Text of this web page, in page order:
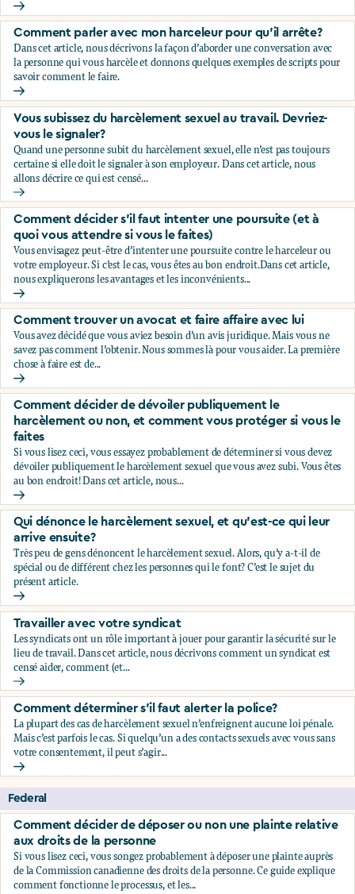
Comment discuter avec mon employeur afin qu’il mette fin
Comment parler avec mon harceleur pour qu’il arrête?
Dans cet article, nous décrivons la façon d’aborder une conversation avec
la personne qui vous harcèle et donnons quelques exemples de scripts pour
savoir comment le faire.
Comment parler avec mon harceleur pour qu’il arrête?
Vous subissez du harcèlement sexuel au travail. Devriez-
vous le signaler?
Quand une personne subit du harcèlement sexuel, elle n’est pas toujours
certaine si elle doit le signaler à son employeur. Dans cet article, nous
allons décrire ce qui est censé...
Vous subissez du harcèlement sexuel au travail. Devriez-
Comment décider s’il faut intenter une poursuite (et à
quoi vous attendre si vous le faites)
Vous envisagez peut-être d’intenter une poursuite contre le harceleur ou
votre employeur. Si c’est le cas, vous êtes au bon endroit.Dans cet article,
nous expliquerons les avantages et les inconvénients...
Comment décider s’il faut intenter une poursuite (et à quoi
Comment trouver un avocat et faire affaire avec lui
Vous avez décidé que vous aviez besoin d’un avis juridique. Mais vous ne
savez pas comment l’obtenir. Nous sommes là pour vous aider. La première
chose à faire est de...
Comment trouver un avocat et faire affaire avec lui
Comment décider de dévoiler publiquement le
harcèlement ou non, et comment vous protéger si vous le
faites
Si vous lisez ceci, vous essayez probablement de déterminer si vous devez
dévoiler publiquement le harcèlement sexuel que vous avez subi. Vous êtes
au bon endroit! Dans cet article, nous...
Comment décider de dévoiler publiquement le
Qui dénonce le harcèlement sexuel, et qu’est-ce qui leur
arrive ensuite?
Très peu de gens dénoncent le harcèlement sexuel. Alors, qu’y a-t-il de
spécial ou de différent chez les personnes qui le font? C’est le sujet du
présent article.
Qui dénonce le harcèlement sexuel, et qu’est-ce qui leur
Travailler avec votre syndicat
Les syndicats ont un rôle important à jouer pour garantir la sécurité sur le
lieu de travail. Dans cet article, nous décrivons comment un syndicat est
censé aider, comment (et...
Travailler avec votre syndicat
Comment déterminer s’il faut alerter la police?
La plupart des cas de harcèlement sexuel n’enfreignent aucune loi pénale.
Mais c’est parfois le cas. Si quelqu’un a des contacts sexuels avec vous sans
votre consentement, il peut s’agir...
Comment déterminer s’il faut alerter la police?
Federal
Comment décider de déposer ou non une plainte relative
aux droits de la personne
Si vous lisez ceci, vous songez probablement à déposer une plainte auprès
de la Commission canadienne des droits de la personne. Ce guide explique
comment fonctionne le processus, et les...